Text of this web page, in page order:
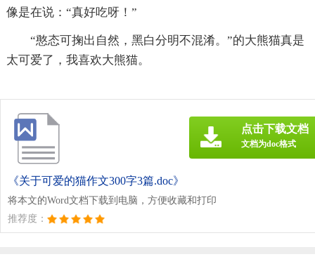
像是在说：“真好吃呀！”
“憨态可掬出自然，黑白分明不混淆。”的大熊猫真是
太可爱了，我喜欢大熊猫。
《关于可爱的猫作文300字3篇.doc》
将本文的Word文档下载到电脑，方便收藏和打印
推荐度：
点击下载文档
文档为doc格式